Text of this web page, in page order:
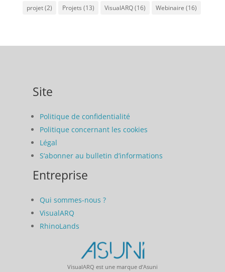
projet(2) Projets (13) VisualARQ(16) Webinaire (16)
Site
Politique de confidentialité
Politique concernant les cookies
Légal
S’abonner au bulletin d’informations
Entreprise
Qui sommes-nous ?
VisualARQ
RhinoLands
VisualARQ est une marque d’Asuni